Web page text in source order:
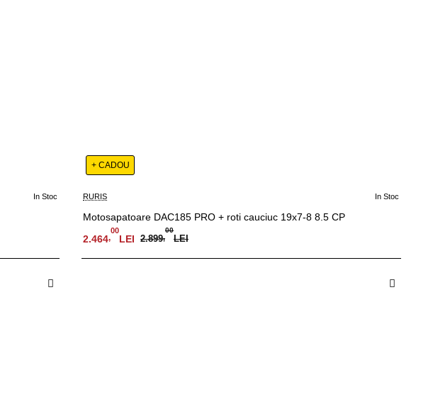
In Stoc -15%
+ CADOU
RURIS In Stoc
Motosapatoare DAC185 PRO + roti cauciuc 19x7-8 8.5 CP
2.464,
00
LEI 2.899,
00
LEI